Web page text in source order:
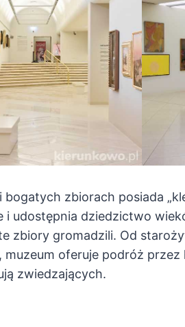
zbiorach posiada
i udostępnia dziedzictwo
zbiory gromadzili. Od
oferuje podróż
zwiedzających.